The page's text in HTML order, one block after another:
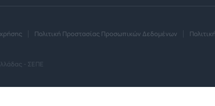
Πολιτική Προστασίας Προσωπικών Δεδομένων
- ΣΕΠΕ